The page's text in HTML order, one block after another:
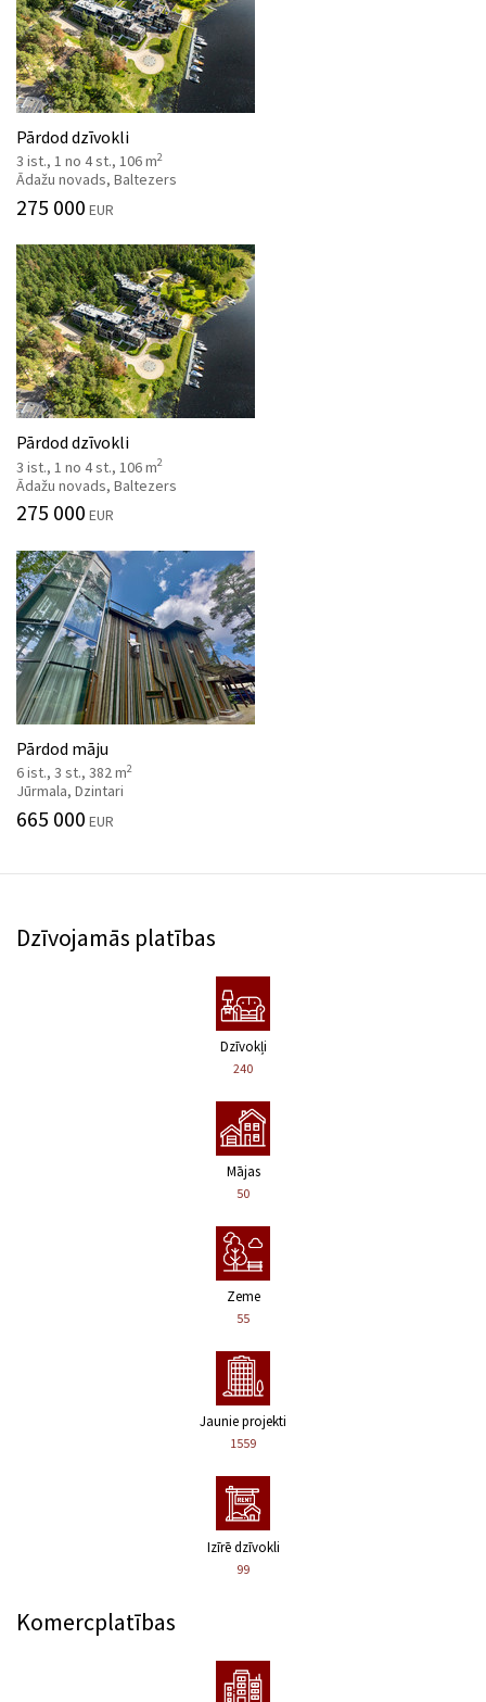
Pārdod dzīvokli
3 ist., 1 no 4 st., 106 m2
Ādažu novads, Baltezers
275 000 EUR
Pārdod dzīvokli
3 ist., 1 no 4 st., 106 m2
Ādažu novads, Baltezers
275 000 EUR
Pārdod māju
6 ist., 3 st., 382 m2
Jūrmala, Dzintari
665 000 EUR
Dzīvojamās platības
Dzīvokļi
240
Mājas
50
Zeme
55
Jaunie projekti
1559
Izīrē dzīvokli
99
Komercplatības